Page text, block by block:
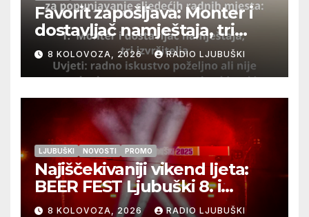
Favorit zapošljava: Monter i
dostavljač namještaja, tri
izvršitelja
8 KOLOVOZA, 2026 RADIO LJUBUŠKI
LJUBUŠKI NOVOSTI PROMO
Najiščekivaniji vikend ljeta:
BEER FEST Ljubuški 8. i
9.kolovoza
8 KOLOVOZA, 2026 RADIO LJUBUŠKI